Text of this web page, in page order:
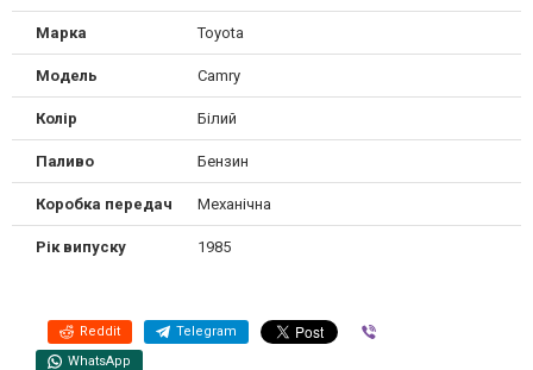
Марка Toyota
Модель Camry
Колір Білий
Паливо Бензин
Коробка передач Механічна
Рік випуску 1985
Reddit Telegram
WhatsApp